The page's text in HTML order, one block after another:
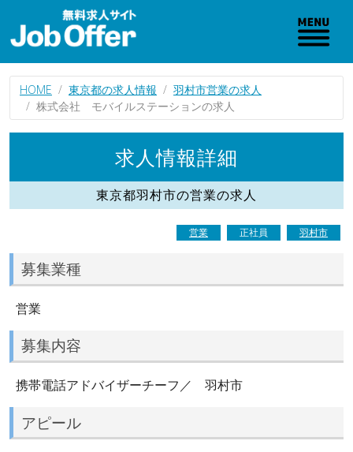
HOME 東京都の求人情報
羽村市営業の求人
株式会社 モバイルステーションの求人
求人情報詳細
東京都羽村市の営業の求人
営業 正社員 羽村市
募集業種
営業
募集内容
携帯電話アドバイザーチーフ／ 羽村市
アピール